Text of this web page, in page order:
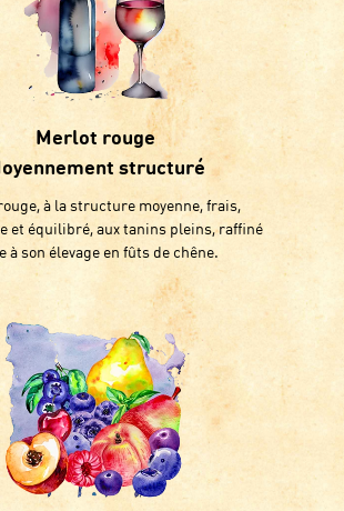
Merlot rouge
structuré
à la structure moyenne, frais,
et équilibré, aux tanins pleins, raffiné
à son élevage en fûts de chêne.